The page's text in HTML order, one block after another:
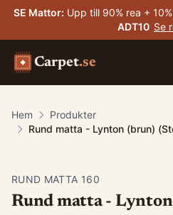
SE Mattor: Upp till 90% rea +
ADT10 Se
Carpet.se
Hem
Produkter
Rund matta - Lynton (brun)
RUND MATTA 160
Rund matta -